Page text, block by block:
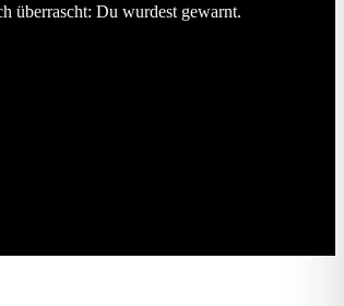
überrascht: Du wurdest gewarnt.